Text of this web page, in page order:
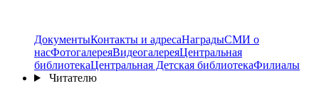
ДокументыКонтакты и адресаНаградыСМИ о
насФотогалереяВидеогалереяЦентральная
библиотекаЦентральная Детская библиотекаФилиалы
Читателю